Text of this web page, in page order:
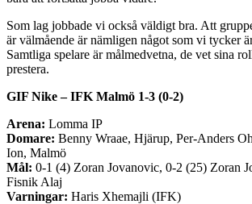
Som lag jobbade vi också väldigt bra. Att
är välmående är nämligen något som vi tycker
Samtliga spelare är målmedvetna, de vet sina
prestera.
GIF Nike – IFK Malmö 1-3 (0-2)
Arena: Lomma IP
Domare: Benny Wraae, Hjärup, Per-Anders
Ion, Malmö
Mål: 0-1 (4) Zoran Jovanovic, 0-2 (25) Zoran
Fisnik Alaj
Varningar: Haris Xhemajli (IFK)